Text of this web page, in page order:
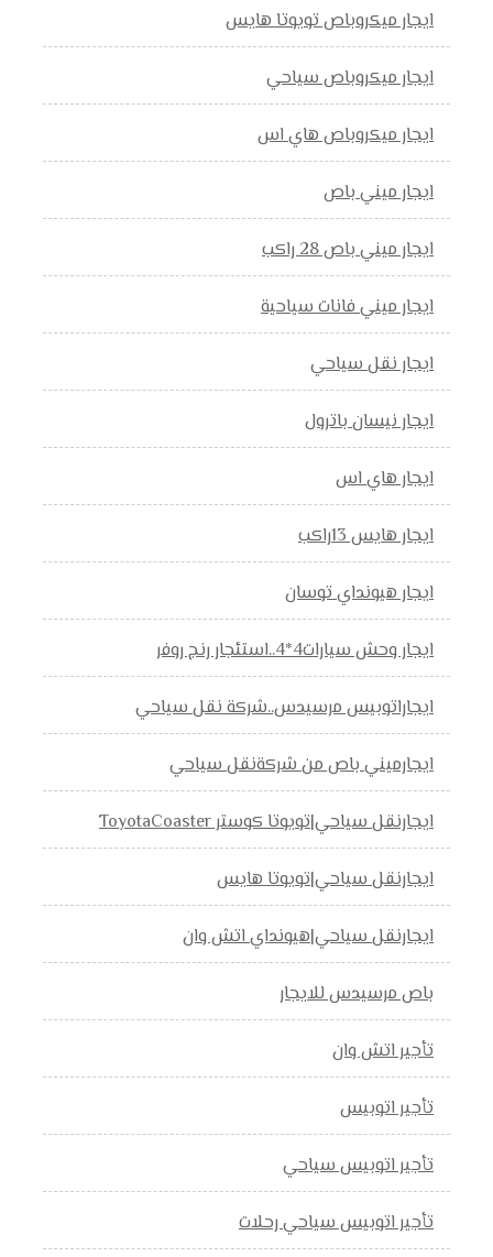
ايجار ميكروباص تويوتا هايس
ايجار ميكروباص سياحي
ايجار ميكروباص هاي اس
ايجار ميني باص
ايجار ميني باص 28 راكب
ايجار ميني فانات سياحية
ايجار نقل سياحي
ايجار نيسان باترول
ايجار هاي اس
ايجار هايس 13راكب
ايجار هيونداي توسان
ايجار وحش سيارات4*4..استئجار رنج روفر
ايجاراتوبيس مرسيدس..شركة نقل سياحي
ايجارميني باص من شركةنقل سياحي
ايجارنقل سياحي|تويوتا كوستر ToyotaCoaster
ايجارنقل سياحي|تويوتا هايس
ايجارنقل سياحي|هيونداي اتش وان
باص مرسيدس للايجار
تأجير اتش وان
تأجير اتوبيس
تأجير اتوبيس سياحي
تأجير اتوبيس سياحي رحلات